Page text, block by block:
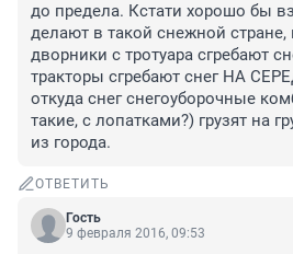
до предела. Кстати хорошо бы
делают в такой снежной стране,
дворники с тротуара сгребают
тракторы сгребают снег НА
откуда снег снегоуборочные
такие, с лопатками?) грузят на
из города.
ОТВЕТИТЬ
Гость
9 февраля 2016, 09:53